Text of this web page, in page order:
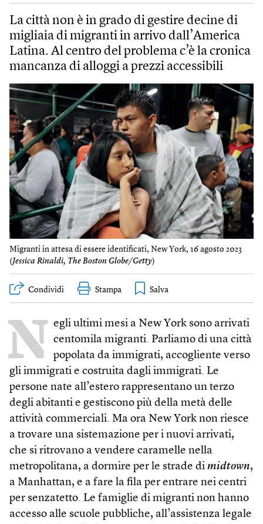
La città non è in grado di gestire decine di
migliaia di migranti in arrivo dall’America
Latina. Al centro del problema c’è la cronica
mancanza di alloggi a prezzi accessibili
Migranti in attesa di essere identificati, New York, 16 agosto 2023
(Jessica Rinaldi, The Boston Globe/Getty)
Condividi Stampa
N egli ultimi mesi a New York sono arrivati
centomila migranti. Parliamo di una città
popolata da immigrati, accogliente verso
gli immigrati e costruita dagli immigrati. Le
persone nate all’estero rappresentano un terzo
degli abitanti e gestiscono più della metà delle
attività commerciali. Ma ora New York non riesce
a trovare una sistemazione per i nuovi arrivati,
che si ritrovano a vendere caramelle nella
metropolitana, a dormire per le strade di midtown,
a Manhattan, e a fare la fila per entrare nei centri
per senzatetto. Le famiglie di migranti non hanno
accesso alle scuole pubbliche, all’assistenza legale